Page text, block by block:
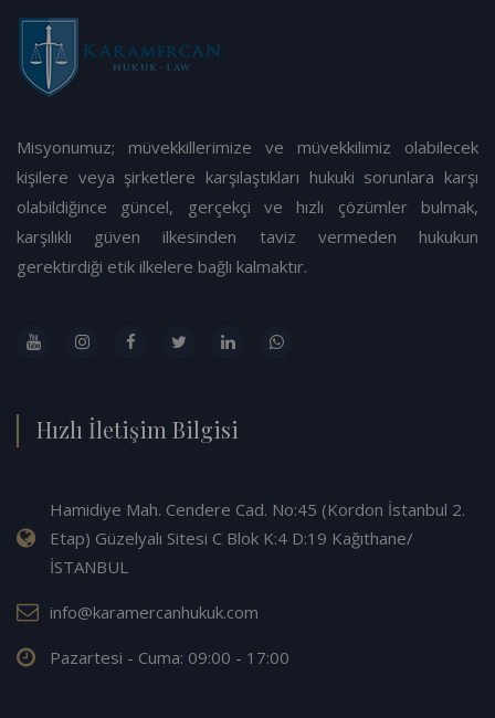
Misyonumuz; müvekkillerimize ve müvekkilimiz olabilecek
kişilere veya şirketlere karşılaştıkları hukuki sorunlara karşı
olabildiğince güncel, gerçekçi ve hızlı çözümler bulmak,
karşılıklı güven ilkesinden taviz vermeden hukukun
gerektirdiği etik ilkelere bağlı kalmaktır.
Hızlı İletişim Bilgisi
Hamidiye Mah. Cendere Cad. No:45 (Kordon İstanbul 2.
Etap) Güzelyalı Sitesi C Blok K:4 D:19 Kağıthane/
İSTANBUL
info@karamercanhukuk.com
Pazartesi - Cuma: 09:00 - 17:00